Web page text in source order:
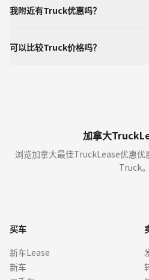
我附近有Truck优惠吗？
可以比较Truck价格吗？
加拿大
浏览加拿大最佳TruckLease优惠优
Truck。
买车
新车Lease
新车